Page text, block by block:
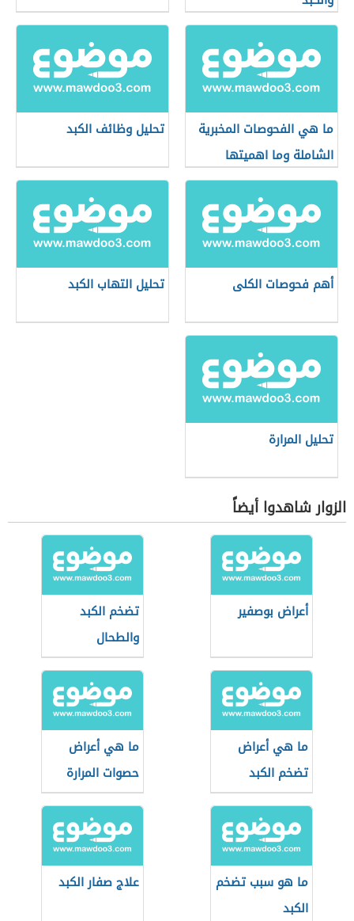
ما هي الفحوصات المخبرية
الشاملة وما اهميتها
تحليل وظائف الكبد
أهم فحوصات الكلى تحليل التهاب الكبد
تحليل المرارة
الزوار شاهدوا أيضاً
أعراض بوصفير
تضخم الكبد
والطحال
ما هي أعراض
تضخم الكبد
ما هي أعراض
حصوات المرارة
ما هو سبب تضخم
الكبد
علاج صفار الكبد